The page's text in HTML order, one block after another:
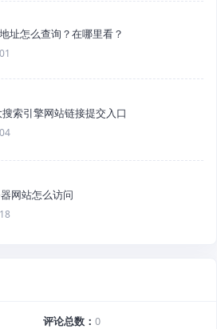
址怎么查询？在哪里看？
索引擎网站链接提交入口
网站怎么访问
评论总数
0